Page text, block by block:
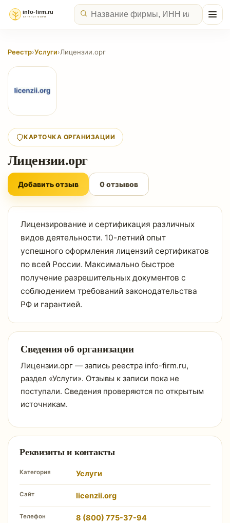
Реестр›Услуги›Лицензии.орг
КАРТОЧКА ОРГАНИЗАЦИИ
Лицензии.орг
Добавить отзыв 0 отзывов
Лицензирование и сертификация различных
видов деятельности. 10-летний опыт
успешного оформления лицензий сертификатов
по всей России. Максимально быстрое
получение разрешительных документов с
соблюдением требований законодательства
РФ и гарантией.
Сведения об организации
Лицензии.орг — запись реестра info-firm.ru,
раздел «Услуги». Отзывы к записи пока не
поступали. Сведения проверяются по открытым
источникам.
Реквизиты и контакты
Категория Услуги
Сайт licenzii.org
Телефон 8 (800) 775-37-94